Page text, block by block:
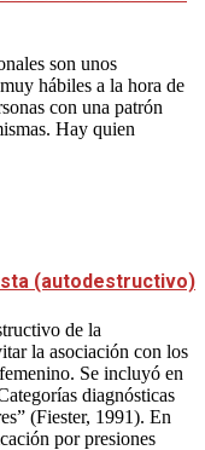
son unos
hábiles a la hora de
con una patrón
Hay quien
(autodestructivo)
de la
la asociación con los
Se incluyó en
diagnósticas
(Fiester, 1991). En
por presiones